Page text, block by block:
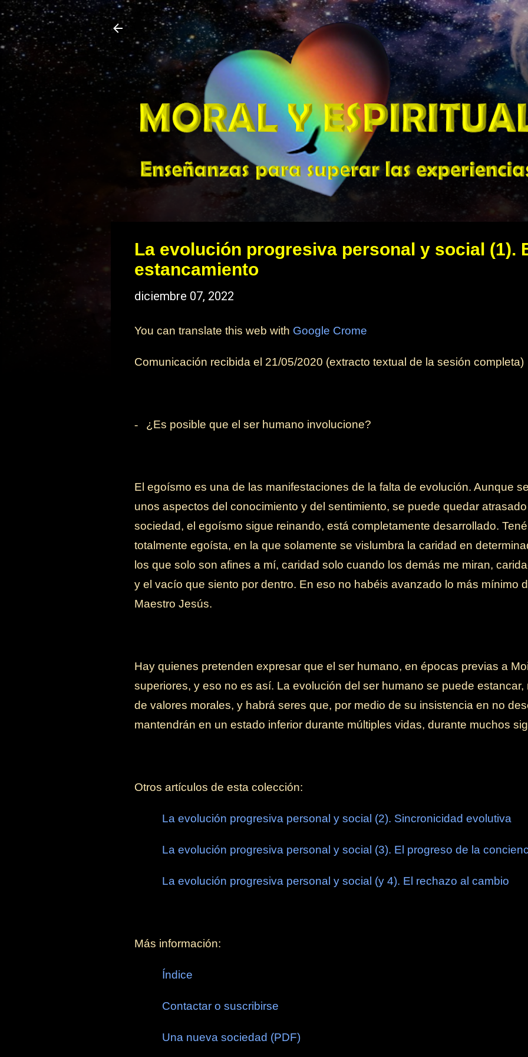
Ir al contenido principal
La evolución progresiva personal y social (1).
estancamiento
diciembre 07, 2022
You can translate this web with Google Crome
Comunicación recibida el 21/05/2020 (extracto textual de la sesión completa)
- ¿Es posible que el ser humano involucione?
El egoísmo es una de las manifestaciones de la falta de evolución. Aunque
unos aspectos del conocimiento y del sentimiento, se puede quedar
sociedad, el egoísmo sigue reinando, está completamente desarrollado.
totalmente egoísta, en la que solamente se vislumbra la caridad en
los que solo son afines a mí, caridad solo cuando los demás me miran,
y el vacío que siento por dentro. En eso no habéis avanzado lo más mínimo
Maestro Jesús.
Hay quienes pretenden expresar que el ser humano, en épocas previas a
superiores, y eso no es así. La evolución del ser humano se puede
de valores morales, y habrá seres que, por medio de su insistencia en no
mantendrán en un estado inferior durante múltiples vidas, durante muchos
Otros artículos de esta colección:
La evolución progresiva personal y social (2). Sincronicidad evolutiva
La evolución progresiva personal y social (3). El progreso de la
La evolución progresiva personal y social (y 4). El rechazo al cambio
Más información:
Índice
Contactar o suscribirse
Una nueva sociedad (PDF)